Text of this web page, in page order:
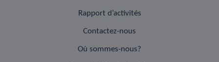
Rapport d’activités
Contactez-nous
Où sommes-nous?